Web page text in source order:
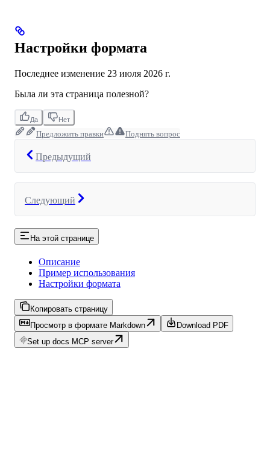
Настройки формата
Последнее изменение 23 июля 2026 г.
Была ли эта страница полезной?
Да Нет
Предложить правки Поднять вопрос
Предыдущий
Следующий
На этой странице
Описание
Пример использования
Настройки формата
Копировать страницу
Просмотр в формате Markdown
Download PDF
Set up docs MCP server